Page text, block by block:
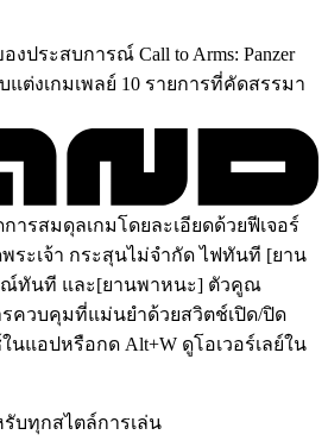
ประสบการณ์ Call to Arms: Panzer
ต่งเกมเพลย์ 10 รายการที่คัดสรรมา
ารสมดุลเกมโดยละเอียดด้วยฟีเจอร์
ระเจ้า กระสุนไม่จำกัด ไฟทันที [ยาน
ทันที และ[ยานพาหนะ] ตัวคูณ
ควบคุมที่แม่นยำด้วยสวิตช์เปิด/ปิด
นแอปหรือกด Alt+W ดูโอเวอร์เลย์ใน
บทุกสไตล์การเล่น